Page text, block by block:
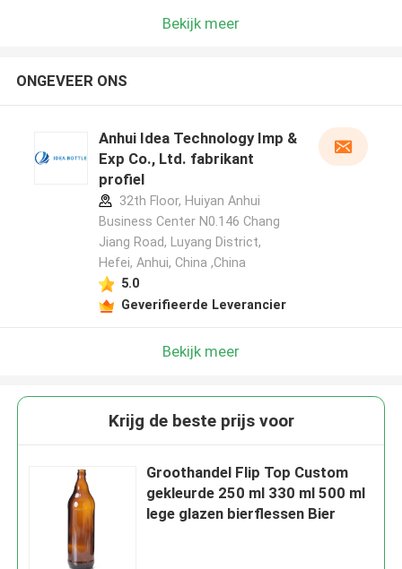
Bekijk meer
ONGEVEER ONS
Anhui Idea Technology Imp &
Exp Co., Ltd. fabrikant
profiel
32th Floor, Huiyan Anhui
Business Center N0.146 Chang
Jiang Road, Luyang District,
Hefei, Anhui, China ,China
5.0
Geverifieerde Leverancier
Bekijk meer
Krijg de beste prijs voor
Groothandel Flip Top Custom
gekleurde 250 ml 330 ml 500 ml
lege glazen bierflessen Bier